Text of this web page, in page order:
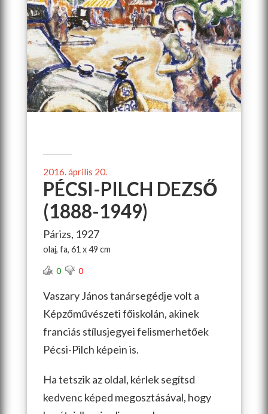
2016. április 20.
PÉCSI-PILCH DEZSŐ
(1888-1949)
Párizs, 1927
olaj, fa, 61 x 49 cm
0 0
Vaszary János tanársegédje volt a
Képzőművészeti főiskolán, akinek
franciás stílusjegyei felismerhetőek
Pécsi-Pilch képein is.
Ha tetszik az oldal, kérlek segítsd
kedvenc képed megosztásával, hogy